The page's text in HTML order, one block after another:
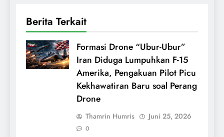
Berita Terkait
Formasi Drone “Ubur-Ubur”
Iran Diduga Lumpuhkan F-15
Amerika, Pengakuan Pilot Picu
Kekhawatiran Baru soal Perang
Drone
Thamrin Humris Juni 25, 2026
0